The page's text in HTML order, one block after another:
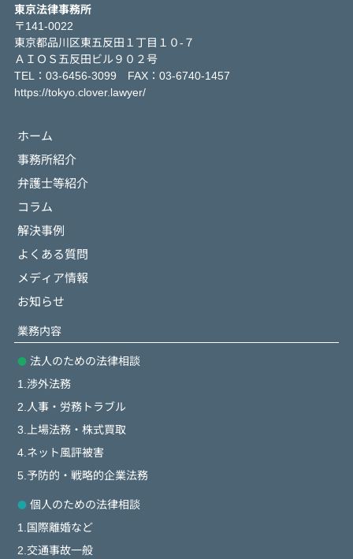
東京法律事務所
〒141-0022
東京都品川区東五反田１丁目１０-７
ＡＩＯＳ五反田ビル９０２号
TEL：03-6456-3099 FAX：03-6740-1457
https://tokyo.clover.lawyer/
ホーム
事務所紹介
弁護士等紹介
コラム
解決事例
よくある質問
メディア情報
お知らせ
業務内容
法人のための法律相談
1.渉外法務
2.人事・労務トラブル
3.上場法務・株式買取
4.ネット風評被害
5.予防的・戦略的企業法務
個人のための法律相談
1.国際離婚など
2.交通事故一般